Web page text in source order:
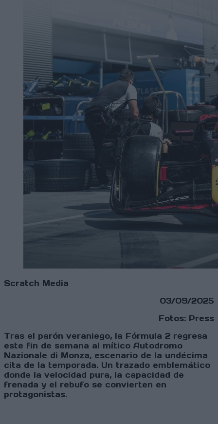
Scratch Media
03/09/2025
Fotos: Press
Tras el parón veraniego, la Fórmula 2 regresa
este fin de semana al mítico Autodromo
Nazionale di Monza, escenario de la undécima
cita de la temporada. Un trazado emblemático
donde la velocidad pura, la capacidad de
frenada y el rebufo se convierten en
protagonistas.